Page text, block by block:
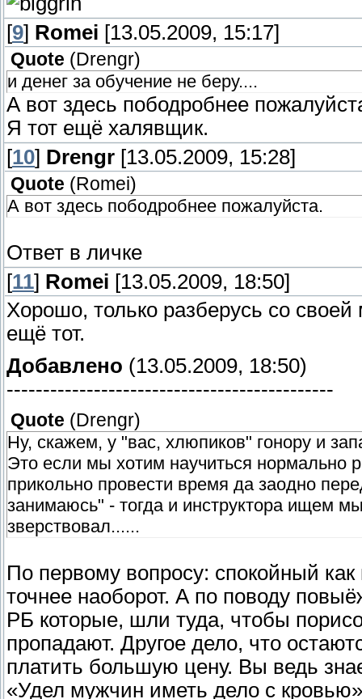
[9] Romei [13.05.2009, 15:17]
Quote ( Drengr)
и денег за обучение не беру....
А вот здесь пободробнее
Я тот ещё халявщик.
[10] Drengr [13.05.2009, 15:28]
Quote ( Romei)
А вот здесь пободробнее пожалуйста.
Ответ в личке
[11] Romei [13.05.2009, 18:50]
Хорошо, только разберусь со
ещё тот.
Добавлено (13.05.2009, 18:50)
---------------------------------------------
Quote (Drengr)
Ну, скажем, у "вас, хлюпиков" гонору и
Это если мы хотим научиться нормально
прикольно провести время да заодно
занимаюсь" - тогда и инструктора ищем
зверствовал......
По первому вопросу: спокойный
точнее наоборот. А по поводу
РБ которые, шли туда, чтобы
пропадают. Другое дело, что
платить большую цену. Вы ведь
«Удел мужчин иметь дело с